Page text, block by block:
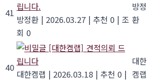
41
립니다.
방정환 | 2026.03.27 | 추천 0 | 조
회 0
방정
환
40
[대한켐랩] 견적의뢰 드
립니다
대한켐랩 | 2026.03.18 | 추천 0 |
대한
켐랩